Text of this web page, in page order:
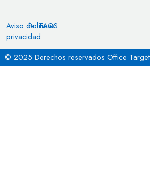
Aviso de
privacidad
Políticas
FAQS
© 2025 Derechos reservados Office Target